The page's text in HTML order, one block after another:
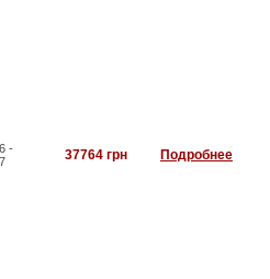
-
37764 грн Подробнее